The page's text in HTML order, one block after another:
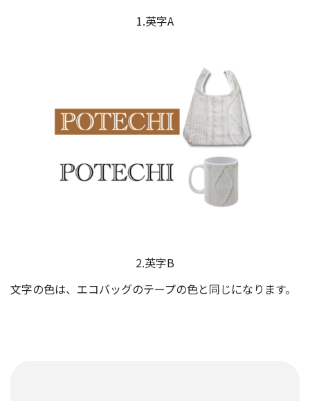
1.英字A
2.英字B
文字の色は、エコバッグのテープの色と同じになります。